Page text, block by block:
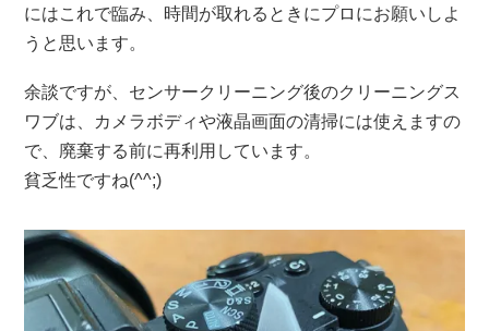
にはこれで臨み、時間が取れるときにプロにお願いしよ
うと思います。
余談ですが、センサークリーニング後のクリーニングス
ワブは、カメラボディや液晶画面の清掃には使えますの
で、廃棄する前に再利用しています。
貧乏性ですね(^^;)